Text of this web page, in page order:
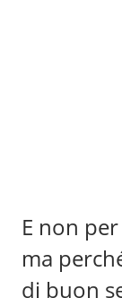
E non
ma
di buon